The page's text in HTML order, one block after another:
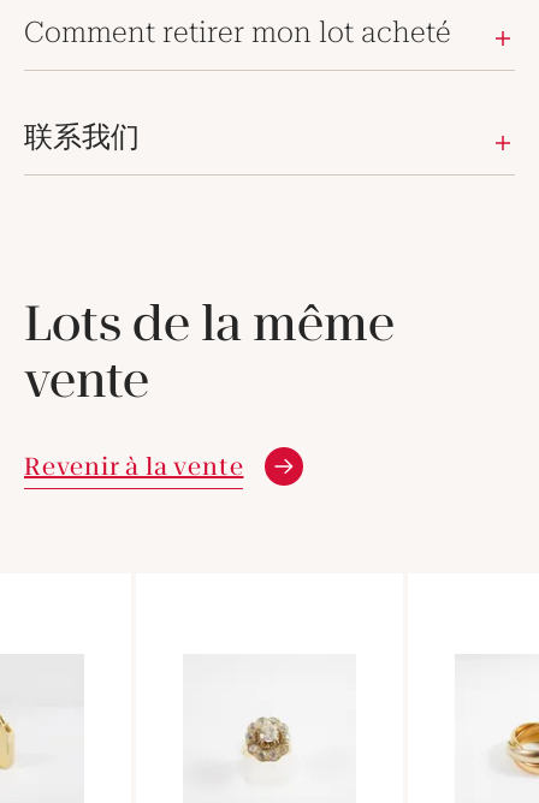
Comment retirer mon lot acheté
联系我们
Lots de la même
vente
Revenir à la vente